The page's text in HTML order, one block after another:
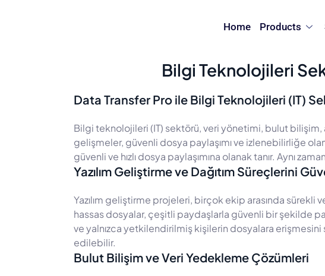
Home Products
Bilgi Teknolojileri
Data Transfer Pro ile Bilgi Teknolojileri (IT)
Bilgi teknolojileri (IT) sektörü, veri yönetimi, bulut bilişim,
gelişmeler, güvenli dosya paylaşımı ve izlenebilirliğe
güvenli ve hızlı dosya paylaşımına olanak tanır. Aynı
Yazılım Geliştirme ve Dağıtım Süreçlerini
Yazılım geliştirme projeleri, birçok ekip arasında sürekli
hassas dosyalar, çeşitli paydaşlarla güvenli bir şekilde
ve yalnızca yetkilendirilmiş kişilerin dosyalara
edilebilir.
Bulut Bilişim ve Veri Yedekleme Çözümleri